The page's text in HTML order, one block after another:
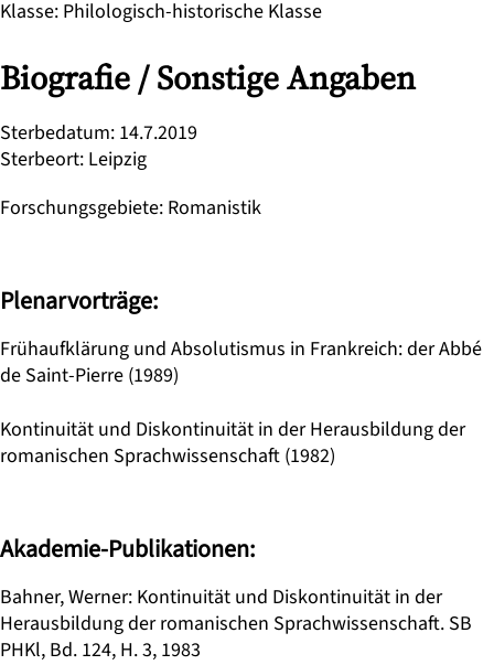
Klasse: Philologisch-historische Klasse
Biografie / Sonstige Angaben
Sterbedatum: 14.7.2019
Sterbeort: Leipzig
Forschungsgebiete: Romanistik
Plenarvorträge:
Frühaufklärung und Absolutismus in Frankreich: der Abbé
de Saint-Pierre (1989)
Kontinuität und Diskontinuität in der Herausbildung der
romanischen Sprachwissenschaft (1982)
Akademie-Publikationen:
Bahner, Werner: Kontinuität und Diskontinuität in der
Herausbildung der romanischen Sprachwissenschaft. SB
PHKl, Bd. 124, H. 3, 1983